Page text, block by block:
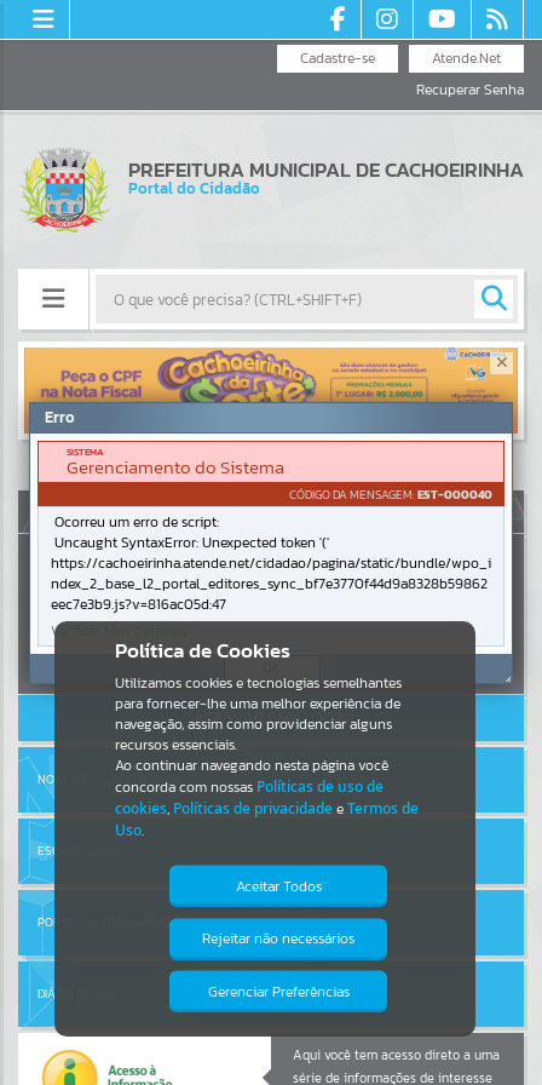
Atende.Net
Cadastre-se
Recuperar Senha
PREFEITURA MUNICIPAL DE CACHOEIRINHA
Portal do Cidadão
Resultados para""
Portais
Por favor, aguarde...
NOTÍCIAS
Por favor, aguarde...
Por favor, aguarde...
SERVIÇOS
Por favor, aguarde...
PÁGINAS
AUTOATENDIMENTO
ACESSAR SEM LOGIN
NOTA FISCAL ELETRÔNICA
ESCRITA FISCAL
PORTAL DA TRANSPARÊNCIA
DIÁRIO OFICIAL
Aqui você tem acesso direto a uma
série de informações de interesse
Política de Cookies
Utilizamos cookies e tecnologias semelhantes
para fornecer-lhe uma melhor experiência de
navegação, assim como providenciar alguns
recursos essenciais.
Ao continuar navegando nesta página você
concorda com nossas Políticas de uso de
cookies, Políticas de privacidadeeTermos de
Uso.
Aceitar Todos
Rejeitar não necessários
Gerenciar Preferências
Isto significa que diversos recursos
providenciados poderão não estar
Erro
SISTEMA
Gerenciamento do Sistema
CÓDIGO DA MENSAGEM:EST-000040
Ocorreu um erro de script:
Uncaught SyntaxError: Unexpected token '('
https://cachoeirinha.atende.net/cidadao/pagina/static/bundle/wpo_i
ndex_2_base_l2_portal_editores_sync_bf7e3770f44d9a8328b59862
eec7e3b9.js?v=816ac05d:47
Verificar Mais Detalhes